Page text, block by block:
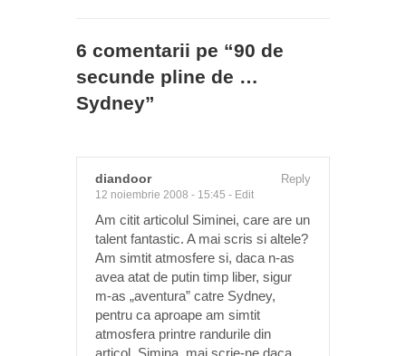
6 comentarii pe “90 de
secunde pline de …
Sydney”
diandoor
12 noiembrie 2008 - 15:45 - Edit
Reply
Am citit articolul Siminei, care are un
talent fantastic. A mai scris si altele?
Am simtit atmosfere si, daca n-as
avea atat de putin timp liber, sigur
m-as „aventura” catre Sydney,
pentru ca aproape am simtit
atmosfera printre randurile din